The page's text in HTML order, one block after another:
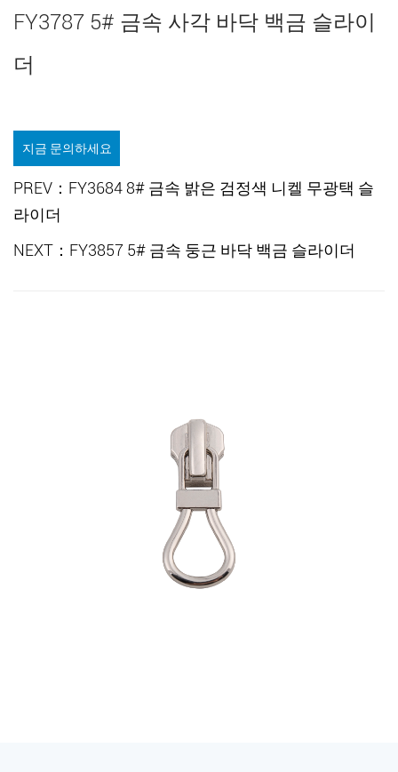
FY3787 5# 금속 사각 바닥 백금 슬라이
더
지금 문의하세요
PREV：FY3684 8# 금속 밝은 검정색 니켈 무광택 슬
라이더
NEXT：FY3857 5# 금속 둥근 바닥 백금 슬라이더